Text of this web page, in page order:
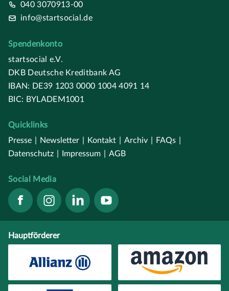
040 3070913-00
info@startsocial.de
Spendenkonto
startsocial e.V.
DKB Deutsche Kreditbank AG
IBAN: DE39 1203 0000 1004 4091 14
BIC: BYLADEM1001
Quicklinks
Presse
Newsletter Kontakt Archiv FAQs
Datenschutz
Impressum AGB
Social Media
Hauptförderer